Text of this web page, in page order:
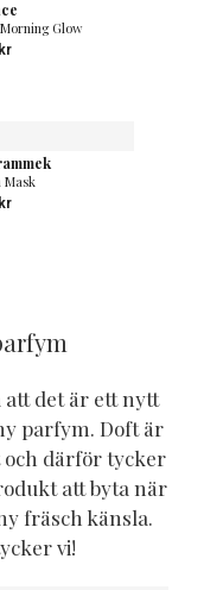
Glow
kr
Mask
kr
det är ett nytt
parfym. Doft är
därför tycker
att byta när
fräsch känsla.
vi!